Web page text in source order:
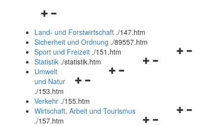
Navigationsmenü
und
schließen
Land- und Forstwirtschaft ./147.htm
Sicherheit und Ordnung ./89557.htm
Navigationsmenü
Sport und Freizeit ./151.htm
Navigationsmenü
Statistik ./statistik.htm
Navigationsmenü
und
schließen
Umwelt
und Natur
./153.htm
Verkehr ./155.htm
Navigationsmenü
Wirtschaft, Arbeit und Tourismus
./157.htm